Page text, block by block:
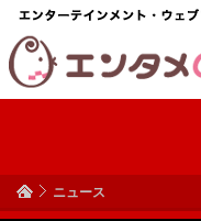
ニュース